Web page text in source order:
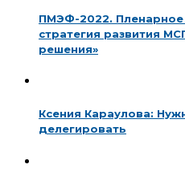
ПМЭФ-2022. Пленарное
стратегия развития
решения»
Ксения Караулова:
делегировать